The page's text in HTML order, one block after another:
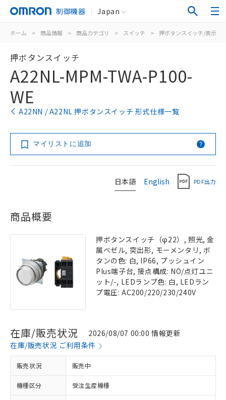
制御機器 Japan
ホーム > 商品情報 > 商品カテゴリ > スイッチ > 押ボタンスイッチ/表示灯
押ボタンスイッチ
A22NL-MPM-TWA-P100-
WE
A22NN / A22NL 押ボタンスイッチ 形式仕様一覧
マイリストに追加
日本語 English PDF出力
商品概要
押ボタンスイッチ（φ22）, 照光, 金
属ベゼル, 突出形, モーメンタリ, ボ
タンの色: 白, IP66, プッシュイン
Plus端子台, 接点構成: NO/点灯ユニ
ット/-, LEDランプ色: 白, LEDラン
プ電圧: AC200/220/230/240V
在庫/販売状況
2026/08/07 00:00 情報更新
在庫/販売状況 ご利用条件
販売状況 販売中
機種区分 受注生産機種